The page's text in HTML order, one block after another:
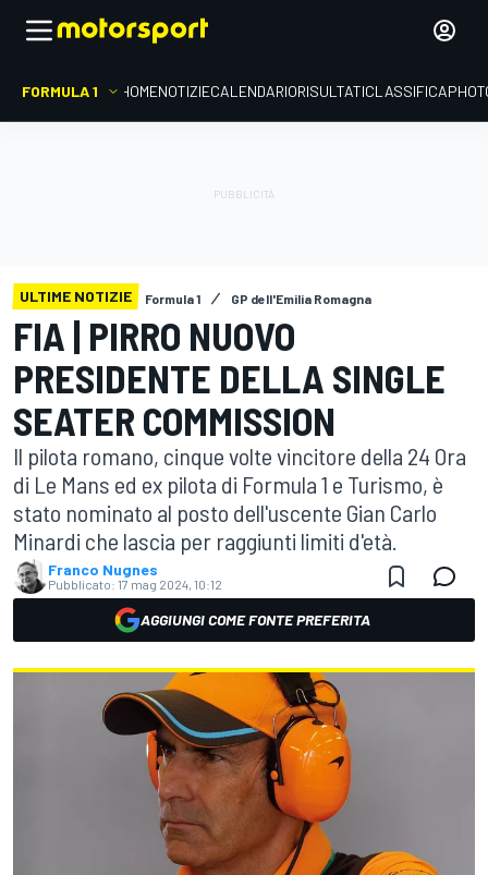
FORMULA 1 HOMENOTIZIECALENDARIORISULTATICLASSIFICA
ULTIME NOTIZIE Formula 1 GP dell'Emilia Romagna
FIA | PIRRO NUOVO
PRESIDENTE DELLA SINGLE
SEATER COMMISSION
Il pilota romano, cinque volte vincitore della 24 Ora
di Le Mans ed ex pilota di Formula 1 e Turismo, è
stato nominato al posto dell'uscente Gian Carlo
Minardi che lascia per raggiunti limiti d'età.
Franco Nugnes
Pubblicato: 17 mag 2024, 10:12
AGGIUNGI COME FONTE PREFERITA